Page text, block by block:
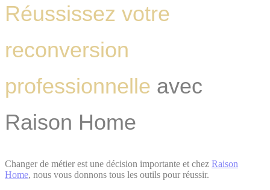
Réussissez votre
reconversion
professionnelle avec
Raison Home
Changer de métier est une décision importante et chez Raison
Home, nous vous donnons tous les outils pour réussir.